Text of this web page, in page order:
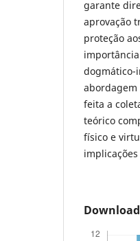
garante
aprovação
proteção
dogmático-
feita a
teórico
físico e